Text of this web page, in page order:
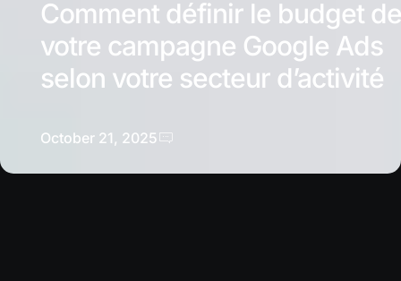
Comment définir le budget de
votre campagne Google Ads
selon votre secteur d’activité
October 21, 2025